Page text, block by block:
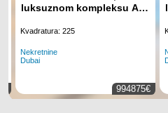
luksuznom kompleksu Art
Kvadratura: 225
Nekretnine
Dubai
994875€